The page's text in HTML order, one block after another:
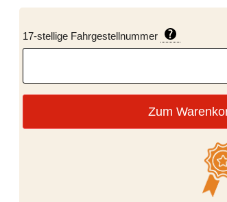
17-stellige Fahrgestellnummer
Zum